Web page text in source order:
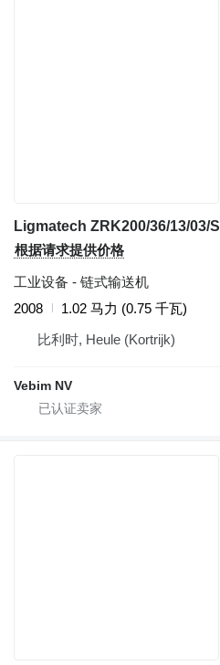
Ligmatech ZRK200/36/13/03/S
根据请求提供价格
工业设备 - 链式输送机
2008
1.02 马力 (0.75 千瓦)
比利时, Heule (Kortrijk)
Vebim NV